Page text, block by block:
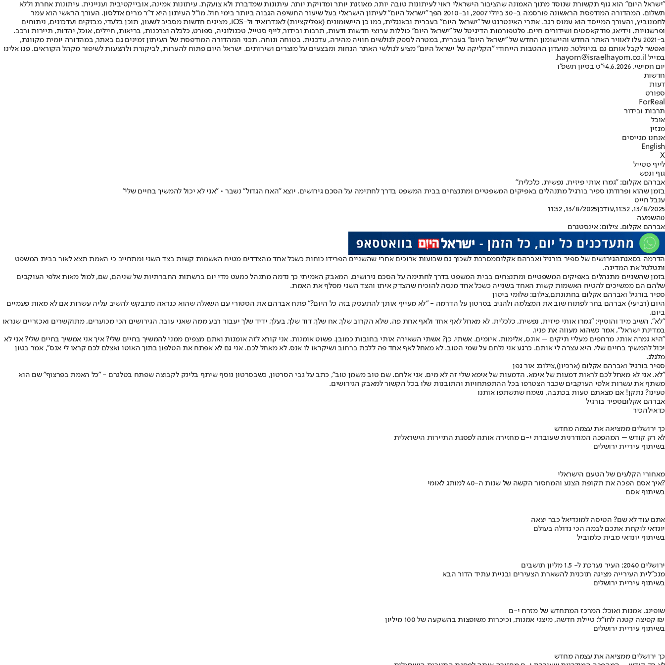
"ישראל היום" הוא גוף תקשורת שנוסד מתוך האמונה שהציבור הישראלי ראוי לעיתונות טובה יותר, מאוזנת יותר ומדויקת יותר. עיתונות שמדברת ולא צועקת. עיתונות אמינה, אובייקטיבית ועניינית. עיתונות אחרת וללא
תשלום. המהדורה המודפסת הראשונה פורסמה ב-30 ביולי 2007, וב-2010 הפך "ישראל היום" לעיתון הישראלי בעל שיעור החשיפה הגבוה ביותר בימי חול. מו"ל העיתון היא ד"ר מרים אדלסון. העורך הראשי הוא עמר
לחמנוביץ, והעורך המייסד הוא עמוס רגב. אתרי האינטרנט של "ישראל היום" בעברית ובאנגלית, כמו כן היישומונים (אפליקציות) לאנדרואיד ול-iOS, מציגים חדשות מסביב לשעון, תוכן בלעדי, מבזקים ועדכונים, ניתוחים
ופרשנויות, וידיאו, פודקאסטים ושידורים חיים. פלטפורמות הדיגיטל של "ישראל היום" כוללות ערוצי חדשות ודעות, תרבות ובידור, לייף סטייל, טכנולוגיה, ספורט, כלכלה וצרכנות, בריאות, חיילים, אוכל, יהדות, תיירות ורכב.
ב-2021 עלו לאוויר האתר החדש והיישומון החדש של "ישראל היום" בעברית, במטרה לספק לגולשים חוויה מהירה, עדכנית, בטוחה ונוחה. תכני המהדורה המודפסת של העיתון זמינים גם באתר, במהדורה יומית מקוונת,
ואפשר לקבל אותם גם בניוזלטר. מועדון ההטבות הייחודי "הקליקה של ישראל היום" מציע לגולשי האתר הנחות ומבצעים על מוצרים ושירותים. ישראל היום פתוח להערות, לביקורת ולהצעות לשיפור מקהל הקוראים. פנו אלינו
במייל hayom@israelhayom.co.il.
יום חמישי, 4.6.2026
י"ט בסיון תשפ"ו
חדשות
דעות
ספורט
ForReal
תרבות ובידור
אוכל
מגזין
אנחנו מגייסים
English
X
לייף סטייל
גוף ונפש
אברהם אקלום: "גמרו אותי פיזית, נפשית, כלכלית"
בזמן שהוא ופרודתו ספיר בורגיל מתנהלים באפיקים המשפטיים ומתנצחים בבית המשפט בדרך לחתימה על הסכם גירושים, יוצא "האח הגדול" נשבר • "אני לא יכול להמשיך בחיים שלי"
ענבל חייט
13/8/2025, 11:52
,עודכן13/8/2025, 11:52
0השמעה
אברהם אקלום. צילום: אינסטגרם
הדרמה בסאגתהגירושים של ספיר בורגיל ואברהם אקלוםמסרבת לשכוך גם שבועות ארוכים אחרי שהשניים הפרידו כוחות כשכל אחד מהצדדים מטיח האשמות קשות בצד השני ומתחייב כי האמת תצא לאור בבית המשפט
ותטלטל את המדינה.
בזמן שהשניים מתנהלים באפיקים המשפטיים ומתנצחים בבית המשפט בדרך לחתימה על הסכם גירושים, המאבק האמיתי כך נדמה מתנהל כמעט מדי יום ברשתות החברתיות של שניהם, שם, למול מאות אלפי העוקבים
שלהם הם ממשיכים להטיח האשמות קשות האחד בשנייה כשכל אחד מנסה להוכיח שהצדק איתו והצד השני מסלף את האמת.
ספיר בורגיל ואברהם אקלום בחתונתם,צילום: שלומי ביטון
היום (רביעי) אברהם בחר לפתוח שוב את המצלמה ולהגיב בסרטון על הדרמה - "לא מעייף אותך להתעסק בזה כל היום?" פתח אברהם את הסטורי עם השאלה שהוא כנראה מתבקש להשיב עליה עשרות אם לא מאות פעמיים
ביום.
"לא", השיב מיד והוסיף: "גמרו אותי פיזית, נפשית, כלכלית. לא מאחל לאף אחד ולאף אחת פה, שלא הקרוב שלך, אח שלך, דוד שלך, בעלך, ידיד שלך יעבור רבע ממה שאני עובר. הגירושים הכי מכוערים, מתוקשרים ואכזריים שנראו
במדינת ישראל", אמר כשהוא מעווה את פניו.
"היא גמרה אותי. מרחפים מעליי תיקים – אונס, אלימות, איומים. אשתי, כן? אשתי השאירה אותי בחובות כמובן. פשוט אומנות. אני קורא לזה אומנות ואתם מצפים ממני להמשיך בחיים שלי? איך אני אמשיך בחיים שלי? אני לא
יכול להמשיך בחיים שלי. היא עצרה לי אותם. כרגע אני נלחם על שמי הטוב. לא מאחל לאף אחד פה ללכת ברחוב ושיקראו לו אנס. לא מאחל לכם. אני גם לא אפתח את הטלפון בתוך האוטו ואצלם לכם קראו לי אנס", אמר בטון
מלגלג.
ספיר בורגיל ואברהם אקלום (ארכיון),צילום: אור גפן
"לא. אני לא מאחל לכם לראות דמעות של אימא. הדמעות של אימא שלי זה לא מים. אני אלחם. שם טוב משמן טוב", כתב על גבי הסרטון, כשבסרטון נוסף שיתף בלינק לקבוצה שפתח בטלגרם - "כל האמת בפרצוף" שם הוא
משתף את עשרות אלפי העוקבים שכבר הצטרפו בכל ההתפתחויות והתובנות שלו בכל הקשור למאבק הגירושים.
טעינו? נתקן! אם מצאתם טעות בכתבה, נשמח שתשתפו אותנו
אברהם אקלוםספיר בורגיל
כדאילהכיר
כך ירושלים ממציאה את עצמה מחדש
לא רק קודש – המהפכה המודרנית שעוברת י-ם מחזירה אותה לפסגת התיירות הישראלית
בשיתוף עיריית ירושלים
מאחורי הקלעים של הטעם הישראלי
איך אסם הפכה את תקופת הצנע והמחסור הקשה של שנות ה-40 למותג לאומי?
בשיתוף אסם
אתם עוד לא שם? הטיסה למונדיאל כבר יצאה
יונדאי לוקחת אתכם לבמה הכי גדולה בעולם
בשיתוף יונדאי מבית כלמוביל
ירושלים 2040: העיר נערכת ל- 1.5 מליון תושבים
מנכ"לית העירייה מציגה תוכנית להשארת הצעירים ובניית עתיד הדור הבא
בשיתוף עיריית ירושלים
שופינג, אמנות ואוכל: המרכז המתחדש של מזרח י-ם
קפיצה קטנה לחו"ל: טיילת חדשה, מיצגי אמנות, וכיכרות משופצות בהשקעה של 100 מיליון ₪
בשיתוף עיריית ירושלים
כך ירושלים ממציאה את עצמה מחדש